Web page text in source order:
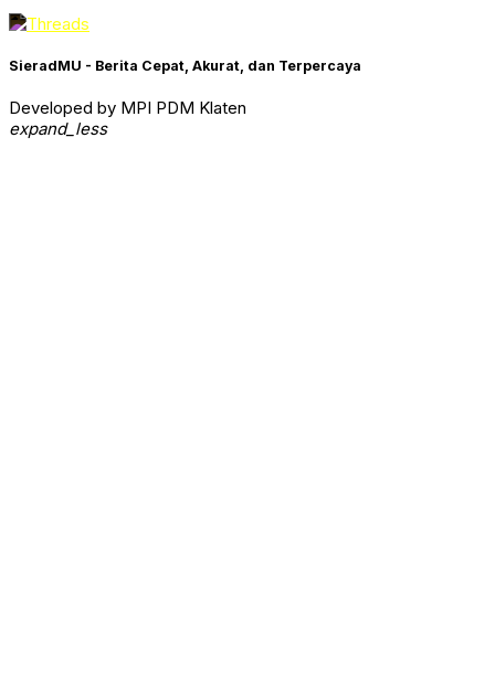
SieradMU - Berita Cepat, Akurat, dan Terpercaya
Developed by MPI PDM Klaten
expand_less